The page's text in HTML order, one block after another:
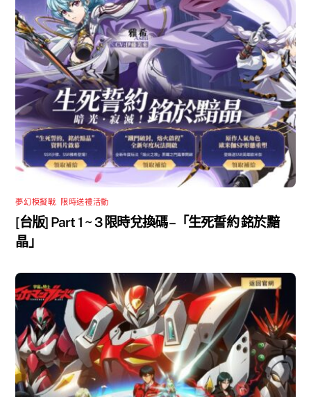
夢幻模擬戰 限時送禮活動
[台版] Part 1 ~ 3 限時兌換碼 –「生死誓約 銘於黯
晶」